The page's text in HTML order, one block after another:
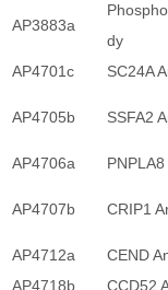
AP3883a
dy
AP4701c SC24A
AP4705b SSFA2
AP4706a
AP4707b CRIP1
AP4712a CEND
AP4718b
CCD52